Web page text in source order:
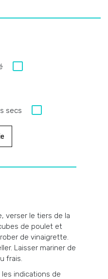
secs
verser le tiers de la
de poulet et
de vinaigrette.
Laisser mariner de
frais.
indications de